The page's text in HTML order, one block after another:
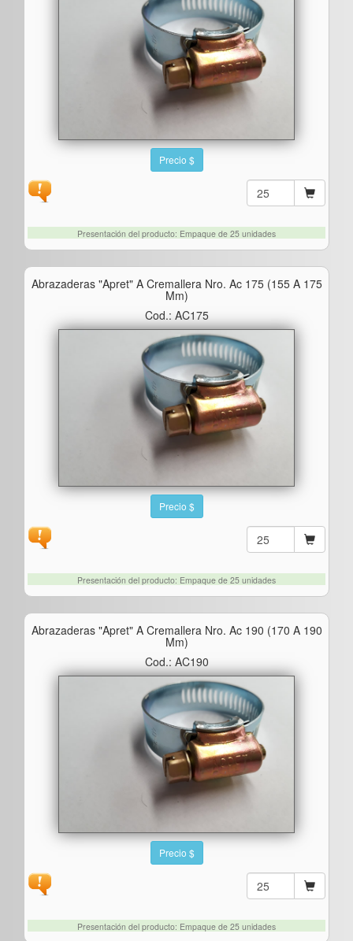
Precio $
Presentación del producto: Empaque de 25 unidades
Abrazaderas "apret" A Cremallera Nro. Ac 175 (155 A 175
Mm)
Cod.: AC175
Precio $
Presentación del producto: Empaque de 25 unidades
Abrazaderas "apret" A Cremallera Nro. Ac 190 (170 A 190
Mm)
Cod.: AC190
Precio $
Presentación del producto: Empaque de 25 unidades